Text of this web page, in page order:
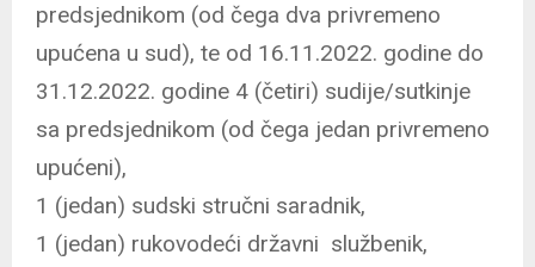
predsjednikom (od čega dva privremeno
upućena u sud), te od 16.11.2022. godine do
31.12.2022. godine 4 (četiri) sudije/sutkinje
sa predsjednikom (od čega jedan privremeno
upućeni),
1 (jedan) sudski stručni saradnik,
1 (jedan) rukovodeći državni službenik,